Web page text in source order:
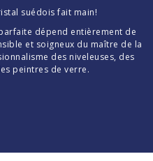
suédois fait main!
dépend entièrement de
et soigneux du maître de la
des niveleuses, des
peintres de verre.